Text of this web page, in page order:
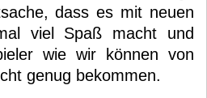
dass es mit neuen
viel Spaß macht und
wie wir können von
genug bekommen.